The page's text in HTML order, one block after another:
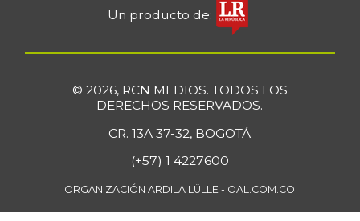
Un producto de:
© 2026, RCN MEDIOS. TODOS LOS
DERECHOS RESERVADOS.
CR. 13A 37-32, BOGOTÁ
(+57) 1 4227600
ORGANIZACIÓN ARDILA LÜLLE - OAL.COM.CO